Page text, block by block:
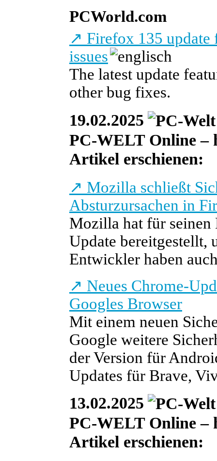
PCWorld.com
↗ Firefox 135 update
issues
The latest update
other bug fixes.
19.02.2025
PC-WELT Online –
Artikel erschienen:
↗ Mozilla schließt
Absturzursachen in
Mozilla hat für seinen
Update bereitgestellt,
Entwickler haben
↗ Neues Chrome-
Googles Browser
Mit einem neuen
Google weitere
der Version für
Updates für Brave,
13.02.2025
PC-WELT Online –
Artikel erschienen: